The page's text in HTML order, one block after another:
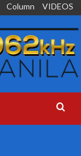
Column VIDEOS